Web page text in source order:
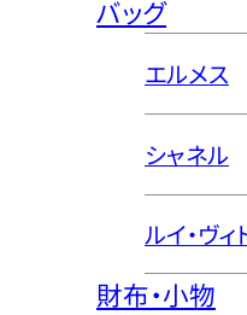
バッグ
エルメス
シャネル
ルイ・ヴィ
財布・小物